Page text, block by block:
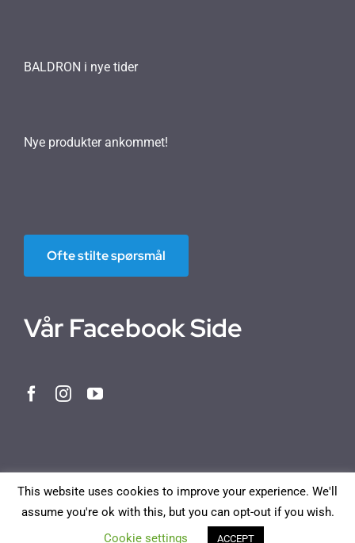
BALDRON i nye tider
Nye produkter ankommet!
Ofte stilte spørsmål
Vår Facebook Side
This website uses cookies to improve your experience. We'll
assume you're ok with this, but you can opt-out if you wish.
Cookie settings
ACCEPT
Norwegian Bokmål English Deutsch Français